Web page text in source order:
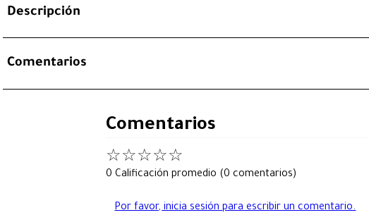
Descripción
Comentarios
Comentarios
☆☆☆☆☆
0 Calificación promedio (0 comentarios)
Por favor, inicia sesión para escribir un comentario.